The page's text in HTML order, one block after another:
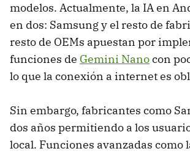
modelos. Actualmente, la IA en
en dos: Samsung y el resto de
resto de OEMs apuestan por
funciones de Gemini Nanocon
lo que la conexión a internet es
Sin embargo, fabricantes como
dos años permitiendo a los
local. Funciones avanzadas como